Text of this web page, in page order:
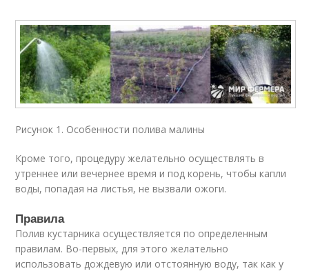
Рисунок 1. Особенности полива малины
Кроме того, процедуру желательно осуществлять в
утреннее или вечернее время и под корень, чтобы капли
воды, попадая на листья, не вызвали ожоги.
Правила
Полив кустарника осуществляется по определенным
правилам. Во-первых, для этого желательно
использовать дождевую или отстоянную воду, так как у